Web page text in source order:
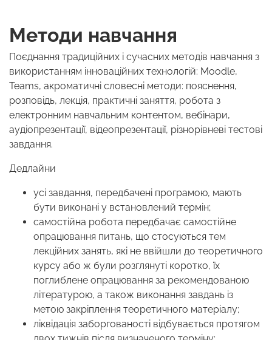
Методи навчання
Поєднання традиційних і сучасних методів навчання з
використанням інноваційних технологій: Moodle,
Teams, акроматичні словесні методи: пояснення,
розповідь, лекція, практичні заняття, робота з
електронним навчальним контентом, вебінари,
аудіопрезентації, відеопрезентації, різнорівневі тестові
завдання.
Дедлайни
усі завдання, передбачені програмою, мають
бути виконані у встановлений термін;
самостійна робота передбачає самостійне
опрацювання питань, що стосуються тем
лекційних занять, які не ввійшли до теоретичного
курсу або ж були розглянуті коротко, їх
поглиблене опрацювання за рекомендованою
літературою, а також виконання завдань із
метою закріплення теоретичного матеріалу;
ліквідація заборгованості відбувається протягом